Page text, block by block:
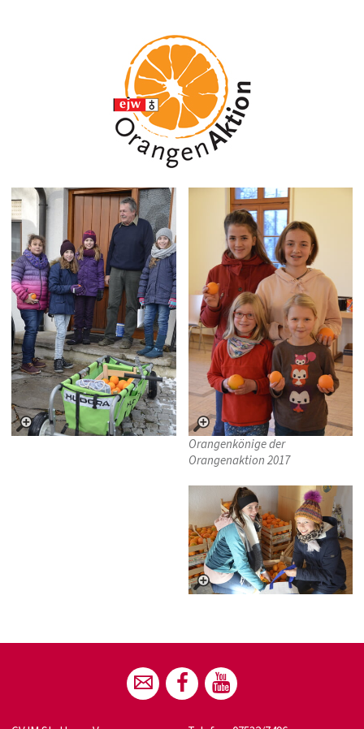
Orangenkönige der
Orangenaktion 2017